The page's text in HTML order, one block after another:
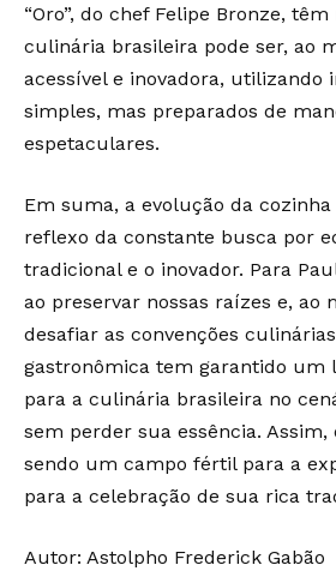
“Oro”, do chef Felipe Bronze,
culinária brasileira pode ser, ao
acessível e inovadora, utilizando
simples, mas preparados de
espetaculares.
Em suma, a evolução da
reflexo da constante busca por
tradicional e o inovador. Para
ao preservar nossas raízes e, ao
desafiar as convenções
gastronômica tem garantido um
para a culinária brasileira no
sem perder sua essência. Assim,
sendo um campo fértil para a
para a celebração de sua rica
Autor: Astolpho Frederick Gabão